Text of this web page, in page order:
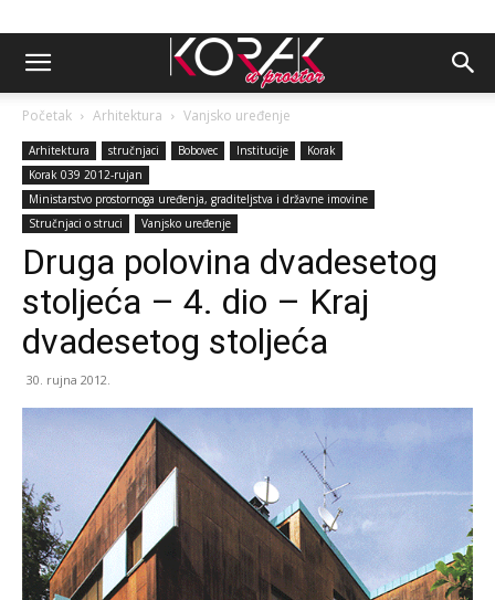
Početak Arhitektura Vanjsko uređenje
Arhitektura stručnjaci Bobovec Institucije
Korak
Korak 039 2012-rujan
Ministarstvo prostornoga uređenja, graditeljstva i državne imovine
Stručnjaci o struci
Vanjsko uređenje
Druga polovina dvadesetog
stoljeća – 4. dio – Kraj
dvadesetog stoljeća
30. rujna 2012.